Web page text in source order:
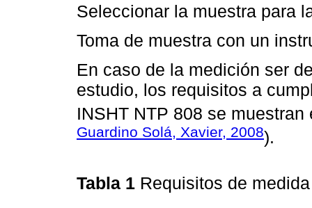
Seleccionar la muestra para
Toma de muestra con un
En caso de la medición ser
estudio, los requisitos a
INSHT NTP 808 se
Guardino Solá, Xavier, 2008).
Tabla 1 Requisitos de